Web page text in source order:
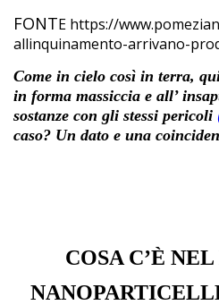
FONTE https://
allinquinamento-arrivano-
Come in cielo così in terra,
in forma massiccia e all’
sostanze con gli stessi pericoli
caso? Un dato e una
COSA C’È